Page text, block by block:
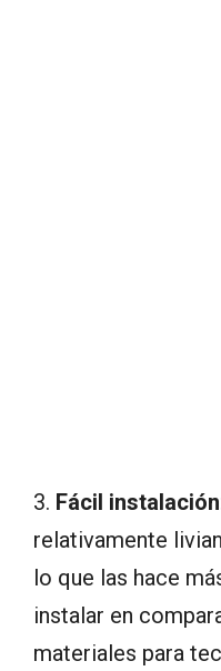
3. Fácil instalación
relativamente
lo que las hace
instalar en
materiales para